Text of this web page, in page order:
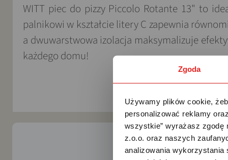
Zgoda
Używamy plików cookie,
personalizować reklamy
wszystkie” wyrażasz zgodę
z.o.o. oraz naszych
analizowania wykorzystania
WITT piec do pizzy Piccolo Rotante 13" to
palnikowi w kształcie litery C zapewnia
a dwuwarstwowa izolacja maksymalizuje
każdego domu!